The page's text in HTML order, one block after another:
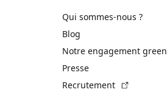
Qui sommes-nous ?
Blog
Notre engagement green
Presse
Recrutement